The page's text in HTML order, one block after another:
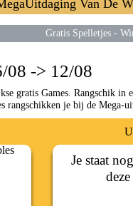
Van De
Gratis Spelletjes -
08 -> 12/08
gratis Games. Rangschik in
je bij de Mega-
Je staat